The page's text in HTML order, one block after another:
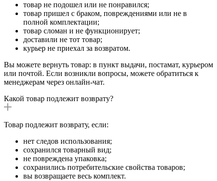
товар не подошел или не понравился;
товар пришел с браком, повреждениями или не в
полной комплектации;
товар сломан и не функционирует;
доставили не тот товар;
курьер не приехал за возвратом.
Вы можете вернуть товар: в пункт выдачи, постамат, курьером
или почтой. Если возникли вопросы, можете обратиться к
менеджерам через онлайн-чат.
Какой товар подлежит возврату?
Товар подлежит возврату, если:
нет следов использования;
сохранился товарный вид;
не повреждена упаковка;
сохранились потребительские свойства товаров;
вы возвращаете весь комплект.